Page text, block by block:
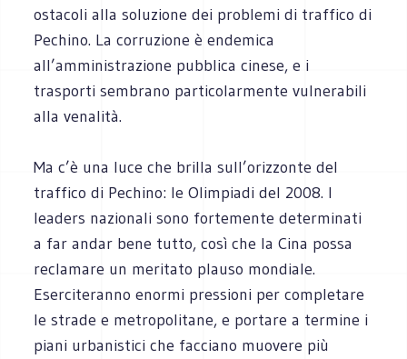
ostacoli alla soluzione dei problemi di traffico di
Pechino. La corruzione è endemica
all’amministrazione pubblica cinese, e i
trasporti sembrano particolarmente vulnerabili
alla venalità.
Ma c’è una luce che brilla sull’orizzonte del
traffico di Pechino: le Olimpiadi del 2008. I
leaders nazionali sono fortemente determinati
a far andar bene tutto, così che la Cina possa
reclamare un meritato plauso mondiale.
Eserciteranno enormi pressioni per completare
le strade e metropolitane, e portare a termine i
piani urbanistici che facciano muovere più